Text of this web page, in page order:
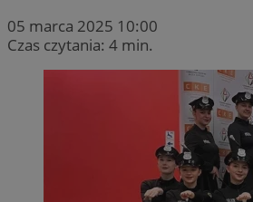
05 marca 2025 10:00
Czas czytania: 4 min.